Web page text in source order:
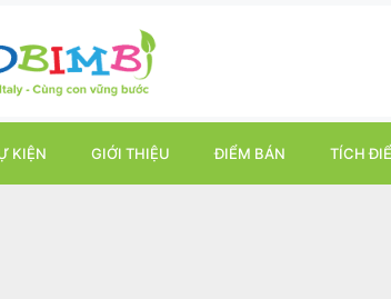
KIỆN GIỚI THIỆU ĐIỂM BÁN TÍCH